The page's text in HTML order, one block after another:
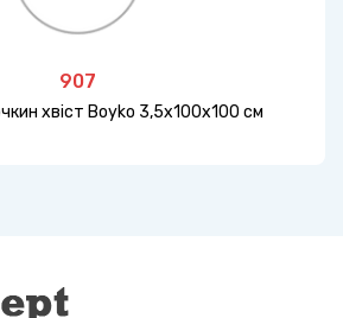
907
хвіст Boyko 3,5х100х100 см